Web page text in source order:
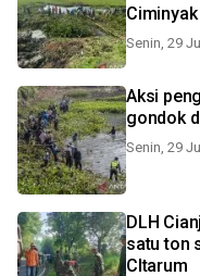
Ciminyak
Senin, 29
Aksi
gondok
Senin, 29
DLH
satu ton
CItarum